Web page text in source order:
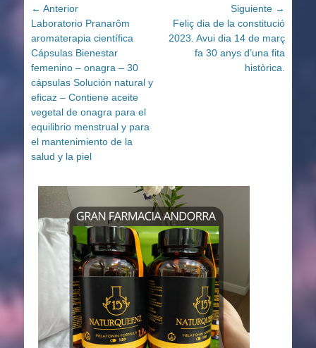
Navegación
de
entradas
← Anterior
Entrada
anterior:
Laboratorio Pranarôm
aromaterapia científica
Cápsulas Bienestar
femenino – onagra – 30
cápsulas Solución natural y
eficaz – Contiene aceite
vegetal de onagra para el
equilibrio menstrual y para
el mantenimiento de la
salud y la piel
Siguiente →
Entrada
siguiente:
Feliç dia de la constitució
2023. Avui dia 14 de març
fa 30 anys d’una fita
històrica.